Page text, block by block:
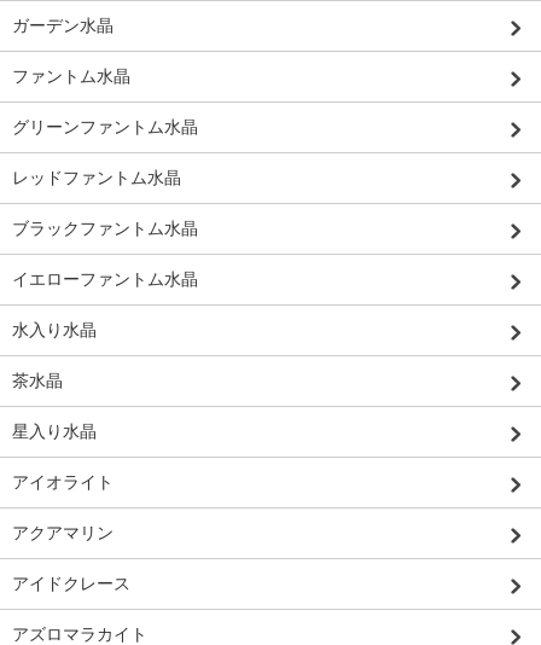
ガーデン水晶
ファントム水晶
グリーンファントム水晶
レッドファントム水晶
ブラックファントム水晶
イエローファントム水晶
水入り水晶
茶水晶
星入り水晶
アイオライト
アクアマリン
アイドクレース
アズロマラカイト